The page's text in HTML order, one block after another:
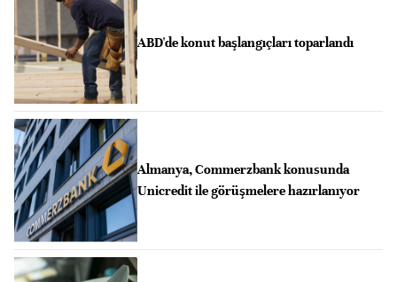
ABD'de konut başlangıçları toparlandı
Almanya, Commerzbank konusunda
Unicredit ile görüşmelere hazırlanıyor